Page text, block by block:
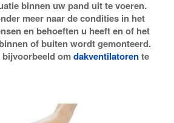
binnen uw pand uit te voeren.
meer naar de condities in het
en behoeften u heeft en of het
of buiten wordt gemonteerd.
omdakventilatorente